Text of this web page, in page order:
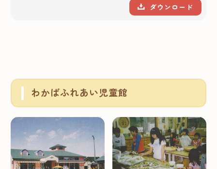
ダウンロード
わかばふれあい児童館